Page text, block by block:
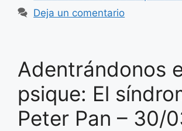
Deja un comentario
Adentrándonos
psique: El
Peter Pan – 30/